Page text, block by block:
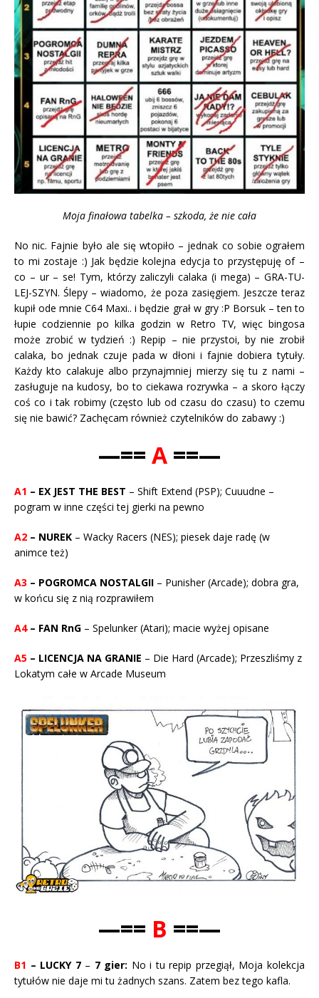
Moja finałowa tabelka – szkoda, że nie cała
No nic. Fajnie było ale się wtopiło – jednak co sobie ograłem
to mi zostaje :) Jak będzie kolejna edycja to przystępuję of –
co – ur – se! Tym, którzy zaliczyli calaka (i mega) – GRA-TU-
LEJ-SZYN. Ślepy – wiadomo, że poza zasięgiem. Jeszcze teraz
kupił ode mnie C64 Maxi.. i będzie grał w gry :P Borsuk – ten to
łupie codziennie po kilka godzin w Retro TV, więc bingosa
może zrobić w tydzień :) Repip – nie przystoi, by nie zrobił
calaka, bo jednak czuje pada w dłoni i fajnie dobiera tytuły.
Każdy kto calakuje albo przynajmniej mierzy się tu z nami –
zasługuje na kudosy, bo to ciekawa rozrywka – a skoro łączy
coś co i tak robimy (często lub od czasu do czasu) to czemu
się nie bawić? Zachęcam również czytelników do zabawy :)
—== A ==—
A1 – EX JEST THE BEST – Shift Extend (PSP); Cuuudne –
pogram w inne części tej gierki na pewno
A2 – NUREK – Wacky Racers (NES); piesek daje radę (w
animce też)
A3 – POGROMCA NOSTALGII – Punisher (Arcade); dobra gra,
w końcu się z nią rozprawiłem
A4– FAN RnG – Spelunker (Atari); macie wyżej opisane
A5 – LICENCJA NA GRANIE – Die Hard (Arcade); Przeszliśmy z
Lokatym całe w Arcade Museum
—== B ==—
B1 – LUCKY 7– 7 gier: No i tu repip przegiął, Moja kolekcja
tytułów nie daje mi tu żadnych szans. Zatem bez tego kafla.